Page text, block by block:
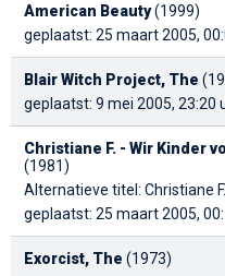
American Beauty(1999)
geplaatst: 25 maart 2005,
Blair Witch Project, The
geplaatst: 9 mei 2005, 23:20
Christiane F. - Wir Kinder
(1981)
Alternatieve titel: Christiane F.
geplaatst: 25 maart 2005,
Exorcist, The (1973)